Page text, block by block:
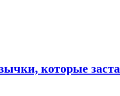
которые